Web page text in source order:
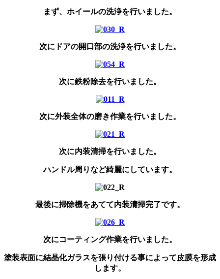
まず、ホイールの洗浄を行いました。
次にドアの開口部の洗浄を行いました。
次に鉄粉除去を行いました。
次に外装全体の磨き作業を行いました。
次に内装清掃を行いました。
ハンドル周りなど綺麗にしています。
最後に掃除機をあてて内装清掃完了です。
次にコーティング作業を行いました。
塗装表面に結晶化ガラスを張り付ける事によって皮膜を形成
します。